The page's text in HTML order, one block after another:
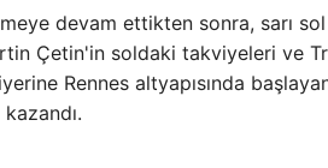
devam ettikten sonra, sarı
Çetin'in soldaki takviyeleri ve
Rennes altyapısında